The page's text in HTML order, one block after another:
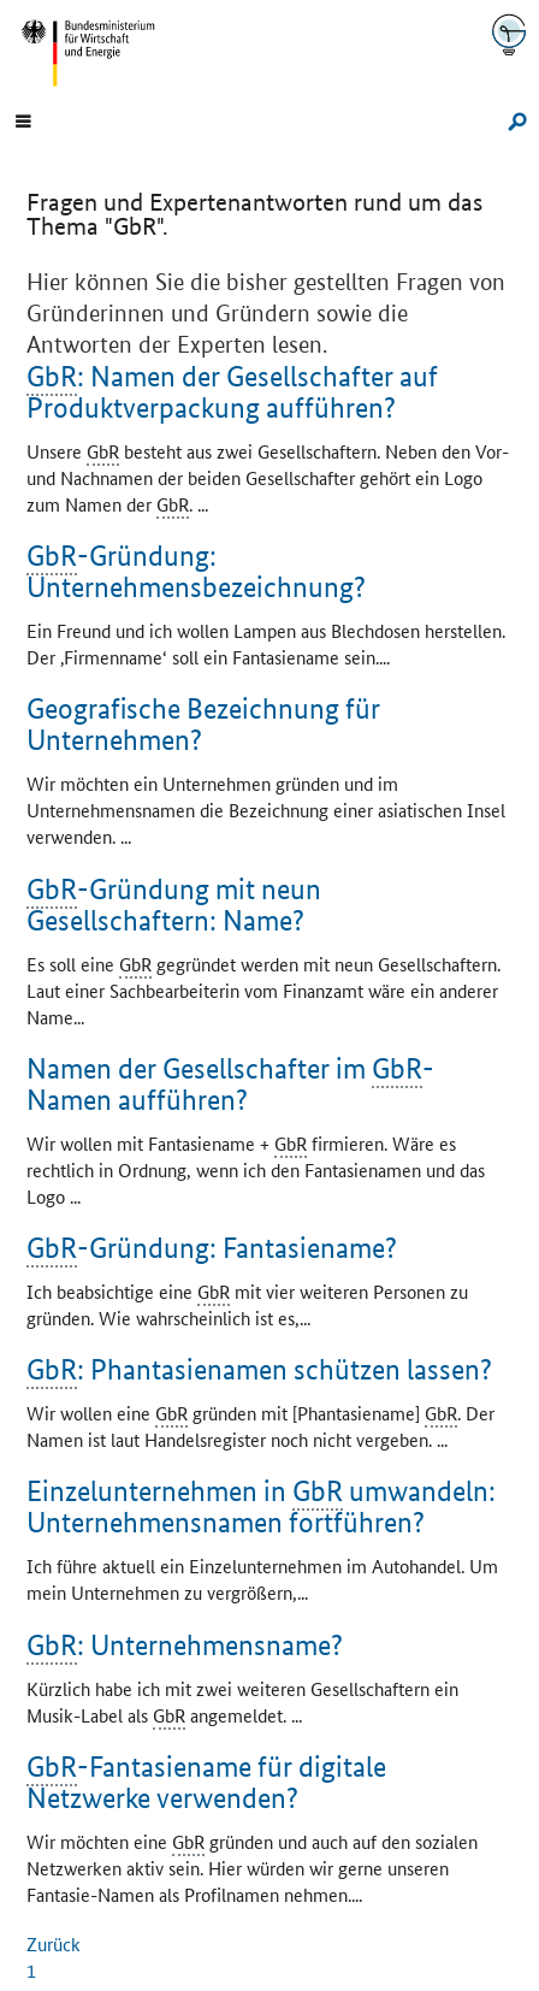
Navigation
Hauptmenü
Fragen und Expertenantworten rund um das
Thema "GbR".
Hier können Sie die bisher gestellten Fragen von
Gründerinnen und Gründern sowie die
Antworten der Experten lesen.
GbR: Namen der Gesellschafter auf
Produktverpackung aufführen?
Unsere GbR besteht aus zwei Gesellschaftern. Neben den Vor-
und Nachnamen der beiden Gesellschafter gehört ein Logo
zum Namen der GbR. ...
GbR-Gründung:
Unternehmensbezeichnung?
Ein Freund und ich wollen Lampen aus Blechdosen herstellen.
Der ‚Firmenname‘ soll ein Fantasiename sein....
Geografische Bezeichnung für
Unternehmen?
Wir möchten ein Unternehmen gründen und im
Unternehmensnamen die Bezeichnung einer asiatischen Insel
verwenden. ...
GbR-Gründung mit neun
Gesellschaftern: Name?
Es soll eine GbR gegründet werden mit neun Gesellschaftern.
Laut einer Sachbearbeiterin vom Finanzamt wäre ein anderer
Name...
Namen der Gesellschafter im GbR-
Namen aufführen?
Wir wollen mit Fantasiename + GbRfirmieren. Wäre es
rechtlich in Ordnung, wenn ich den Fantasienamen und das
Logo ...
GbR-Gründung: Fantasiename?
Ich beabsichtige eine GbR mit vier weiteren Personen zu
gründen. Wie wahrscheinlich ist es,...
GbR: Phantasienamen schützen lassen?
Wir wollen eine GbR gründen mit [Phantasiename] GbR. Der
Namen ist laut Handelsregister noch nicht vergeben. ...
Einzelunternehmen in GbR umwandeln:
Unternehmensnamen fortführen?
Ich führe aktuell ein Einzelunternehmen im Autohandel. Um
mein Unternehmen zu vergrößern,...
GbR: Unternehmensname?
Kürzlich habe ich mit zwei weiteren Gesellschaftern ein
Musik-Label als GbRangemeldet. ...
GbR-Fantasiename für digitale
Netzwerke verwenden?
Wir möchten eine GbR gründen und auch auf den sozialen
Netzwerken aktiv sein. Hier würden wir gerne unseren
Fantasie-Namen als Profilnamen nehmen....
Zurück
1